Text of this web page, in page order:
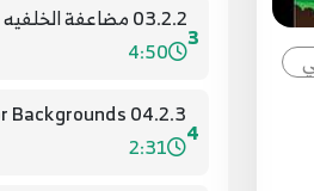
3
03.2.2 مضاعفة الخلفيه - illustrator Backgrounds
4:50
4
04.2.3 Vector Vs Pixels - illustrator Backgrounds
2:31